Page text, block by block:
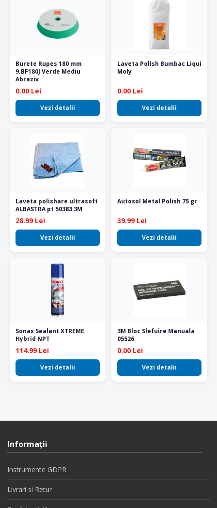
Burete Rupes 180 mm
9.BF180J Verde Mediu
Abraziv
0.00 Lei
Vezi detalii
Laveta Polish Bumbac Liqui
Moly
0.00 Lei
Vezi detalii
Laveta polishare ultrasoft
ALBASTRA pt 50383 3M
28.99 Lei
Vezi detalii
Autosol Metal Polish 75 gr
39.99 Lei
Vezi detalii
Sonax Sealant XTREME
Hybrid NPT
114.99 Lei
Vezi detalii
3M Bloc Slefuire Manuala
05526
0.00 Lei
Vezi detalii
Informaţii
Instrumente GDPR
Livrari si Retur